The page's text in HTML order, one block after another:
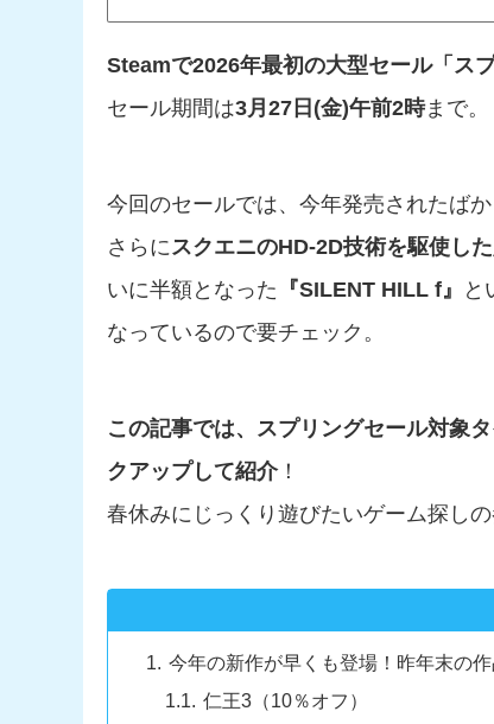
Steamで2026年最初の大型セール「ス
セール期間は3月27日(金)午前2時まで。
今回のセールでは、今年発売されたば
さらに スクエニのHD-2D技術を駆使し
いに半額となった 『SILENT HILL f』
と
なっているので要チェック。
この記事では、スプリングセール対象
クアップして紹介！
春休みにじっくり遊びたいゲーム探し
今年の新作が早くも登場！昨年末の
仁王3（10％オフ）